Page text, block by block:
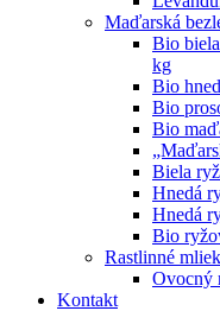
Maďarská
Bio
kg
Bio
Bio
Bio
Biela
Hnedá
Hnedá
Bio
Rastlinné
Ovocný
Kontakt